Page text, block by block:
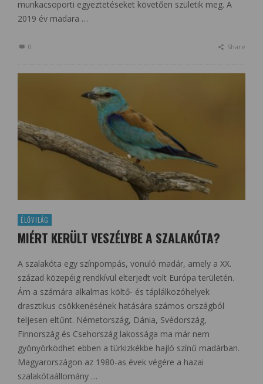
munkacsoporti egyeztetéseket követően születik meg. A
2019 év madara …
0 Share
ÉLŐVILÁG
MIÉRT KERÜLT VESZÉLYBE A SZALAKÓTA?
A szalakóta egy színpompás, vonuló madár, amely a XX.
század közepéig rendkívül elterjedt volt Európa területén.
Ám a számára alkalmas költő- és táplálkozóhelyek
drasztikus csökkenésének hatására számos országból
teljesen eltűnt. Németország, Dánia, Svédország,
Finnország és Csehország lakossága ma már nem
gyönyörködhet ebben a türkizkékbe hajló színű madárban.
Magyarországon az 1980-as évek végére a hazai
szalakótaállomány …